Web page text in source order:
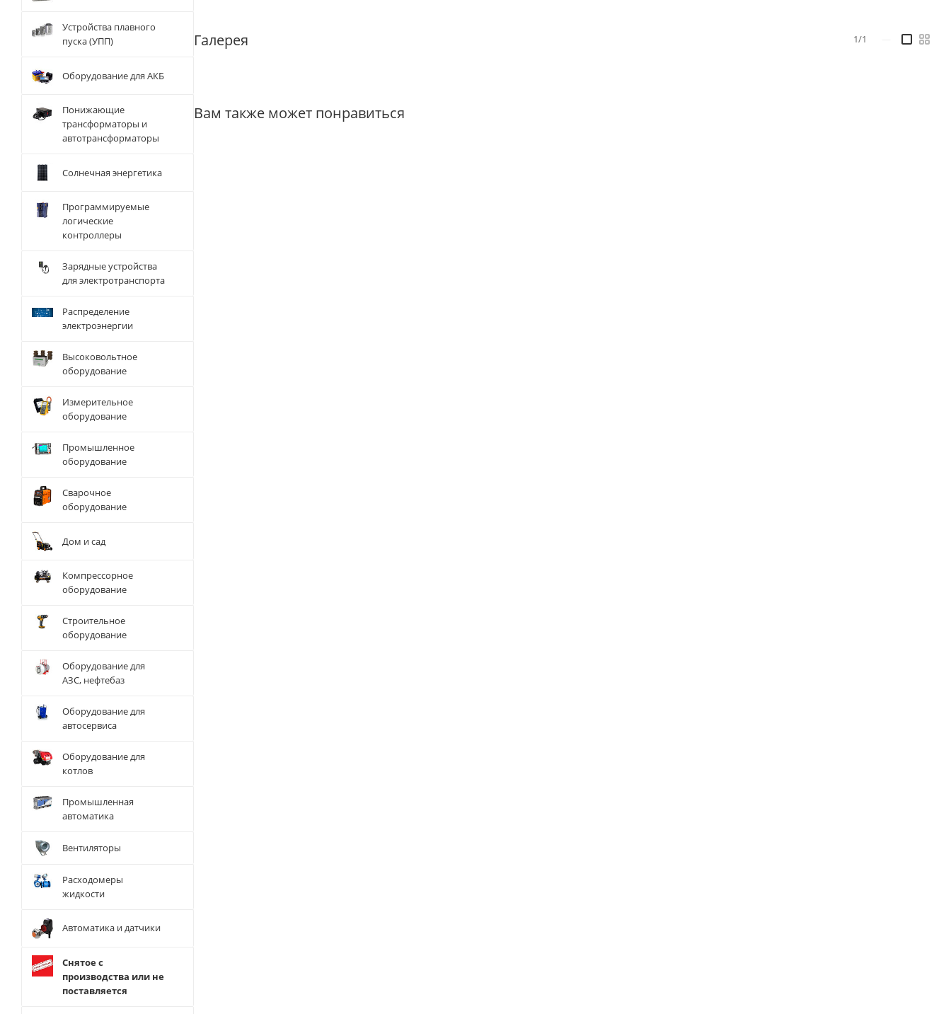
Галерея 1/1
Вам также может понравиться
Устройства плавного
пуска (УПП)
Оборудование для АКБ
Понижающие
трансформаторы и
автотрансформаторы
Солнечная энергетика
Программируемые
логические
контроллеры
Зарядные устройства
для электротранспорта
Распределение
электроэнергии
Высоковольтное
оборудование
Измерительное
оборудование
Промышленное
оборудование
Сварочное
оборудование
Дом и сад
Компрессорное
оборудование
Строительное
оборудование
Оборудование для
АЗС, нефтебаз
Оборудование для
автосервиса
Оборудование для
котлов
Промышленная
автоматика
Вентиляторы
Расходомеры
жидкости
Автоматика и датчики
Снятое с
производства или не
поставляется